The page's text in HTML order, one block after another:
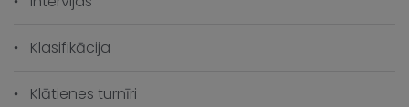
Klasifikācija
Klātienes turnīri